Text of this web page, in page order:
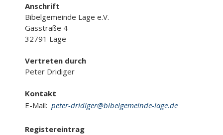
Anschrift
Bibelgemeinde Lage e.V.
Gasstraße 4
32791 Lage
Vertreten durch
Peter Dridiger
Kontakt
E-Mail: peter-dridiger@bibelgemeinde-lage.de
Registereintrag